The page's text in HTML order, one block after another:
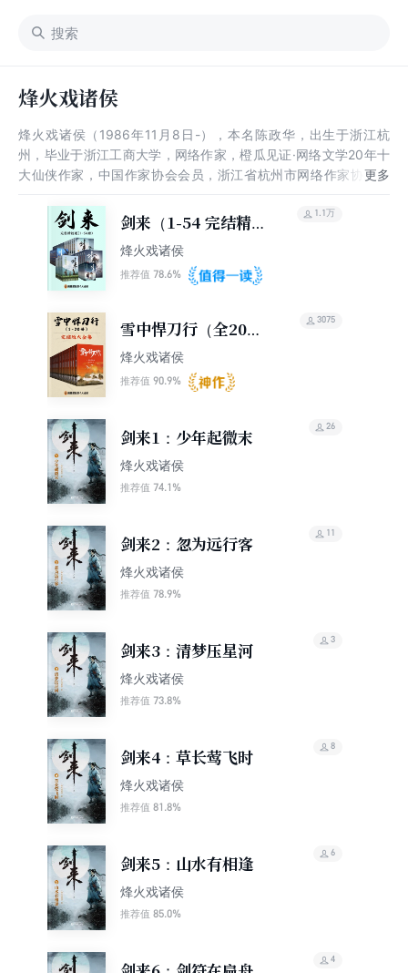
烽火戏诸侯
烽火戏诸侯（1986年11月8日-），本名陈政华，出生于浙江杭
州，毕业于浙江工商大学，网络作家，橙瓜见证·网络文学20年十
大仙侠作家，中国作家协会会员，浙江省杭州市网络作家协会主
幻，尤善以细节动人心，主要作品有《极品公子》《雪中悍刀行》
剑来（1-54 完结精校
版）
烽火戏诸侯
推荐值 78.6%
1.1万
雪中悍刀行（全20册
｜同名电视剧原著）
烽火戏诸侯
推荐值 90.9%
3075
剑来1：少年起微末
烽火戏诸侯
推荐值 74.1%
26
剑来2：忽为远行客
烽火戏诸侯
推荐值 78.9%
11
剑来3：清梦压星河
烽火戏诸侯
推荐值 73.8%
3
剑来4：草长莺飞时
烽火戏诸侯
推荐值 81.8%
8
剑来5：山水有相逢
烽火戏诸侯
推荐值 85.0%
6
4